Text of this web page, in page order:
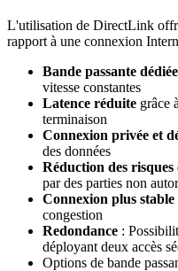
L'utilisation de DirectLink
rapport à une connexion
Bande passante dédiée
vitesse constantes
Latence réduite grâce
terminaison
Connexion privée et
des données
Réduction des risques
par des parties non
Connexion plus stable
congestion
Redondance :
déployant deux accès
Options de bande